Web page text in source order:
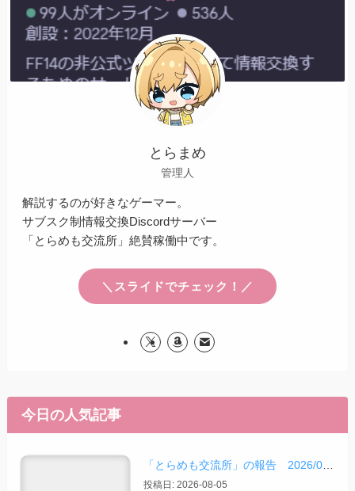
とらまめ
管理人
解説するのが好きなゲーマー。
サブスク制情報交換Discordサーバー
「とらめも交流所」絶賛稼働中です。
＼スライドでチェック！／
今日の人気記事
投稿日: 2026-08-05